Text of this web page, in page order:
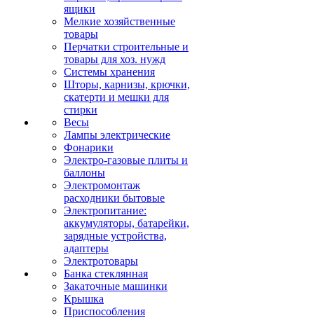
ящики
Мелкие хозяйственные
товары
Перчатки строительные и
товары для хоз. нужд
Системы хранения
Шторы, карнизы, крючки,
скатерти и мешки для
стирки
Весы
Лампы электрические
Фонарики
Электро-газовые плиты и
баллоны
Электромонтаж
расходники бытовые
Электропитание:
аккумуляторы, батарейки,
зарядные устройства,
адаптеры
Электротовары
Банка стеклянная
Закаточные машинки
Крышка
Приспособления